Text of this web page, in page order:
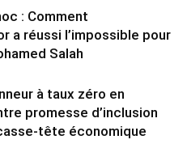
: Comment
a réussi l’impossible pour
Salah
à taux zéro en
promesse d’inclusion
tête économique